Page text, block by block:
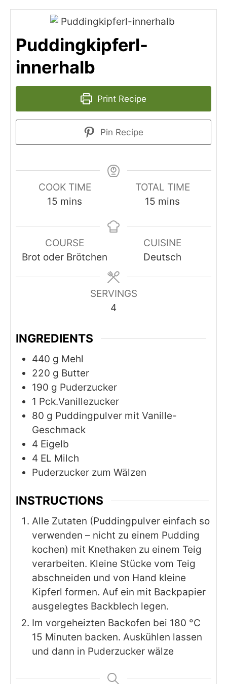
Puddingkipferl-
innerhalb
Print Recipe
Pin Recipe
COOK TIME
15 minutes
mins
TOTAL TIME
15 minutes
mins
COURSE
Brot oder Brötchen
CUISINE
Deutsch
SERVINGS
4
INGREDIENTS
440 g Mehl
220 g Butter
190 g Puderzucker
1 Pck.Vanillezucker
80 g Puddingpulver mit Vanille-
Geschmack
4 Eigelb
4 EL Milch
Puderzucker zum Wälzen
INSTRUCTIONS
Alle Zutaten (Puddingpulver einfach so
verwenden – nicht zu einem Pudding
kochen) mit Knethaken zu einem Teig
verarbeiten. Kleine Stücke vom Teig
abschneiden und von Hand kleine
Kipferl formen. Auf ein mit Backpapier
ausgelegtes Backblech legen.
Im vorgeheizten Backofen bei 180 °C
15 Minuten backen. Auskühlen lassen
und dann in Puderzucker wälze